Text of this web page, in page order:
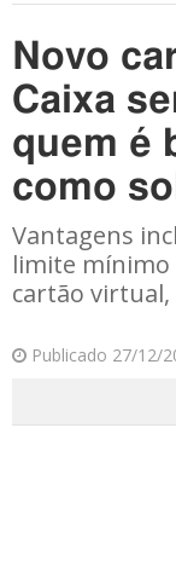
Novo
Caixa
quem é
como
Vantagens
limite mínimo
cartão virtual,
Publicado 27/12/